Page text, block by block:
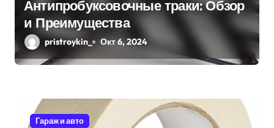
п
и
с
Антипробуксовочные траки: Обзор
и Преимущества
pristroykin_ Окт 6, 2024
Гараж и авто